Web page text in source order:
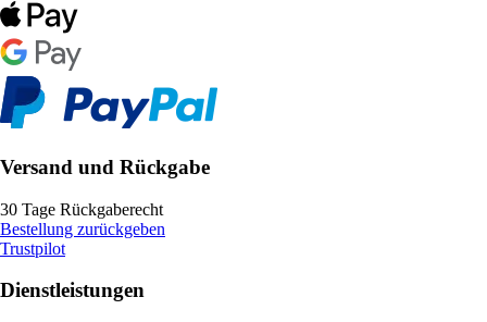
Versand und Rückgabe
30 Tage Rückgaberecht
Bestellung zurückgeben
Trustpilot
Dienstleistungen